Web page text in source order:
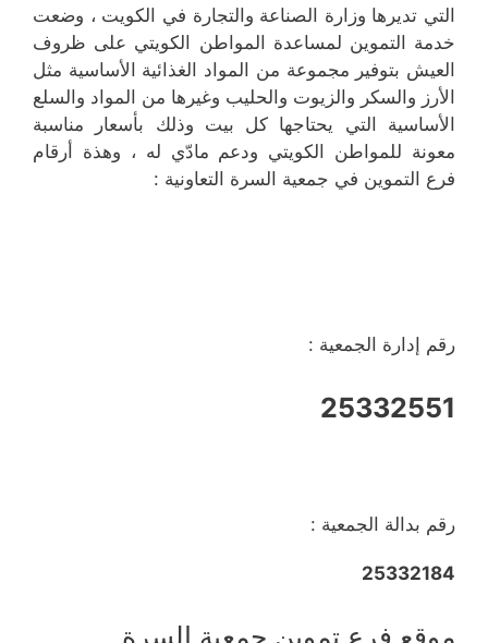
التي تديرها وزارة الصناعة والتجارة في الكويت ، وضعت
خدمة التموين لمساعدة المواطن الكويتي على ظروف
العيش بتوفير مجموعة من المواد الغذائية الأساسية مثل
الأرز والسكر والزيوت والحليب وغيرها من المواد والسلع
الأساسية التي يحتاجها كل بيت وذلك بأسعار مناسبة
معونة للمواطن الكويتي ودعم مادّي له ، وهذة أرقام
فرع التموين في جمعية السرة التعاونية :
رقم إدارة الجمعية :
25332551
رقم بدالة الجمعية :
25332184
موقع فرع تموين جمعية السرة